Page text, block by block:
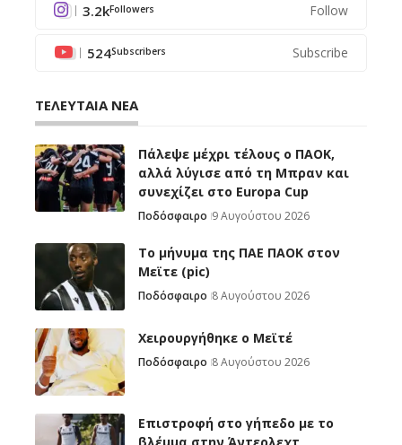
3.2kFollowers Follow
524Subscribers Subscribe
ΤΕΛΕΥΤΑΙΑ ΝΕΑ
Πάλεψε μέχρι τέλους ο ΠΑΟΚ,
αλλά λύγισε από τη Μπραν και
συνεχίζει στο Europa Cup
Ποδόσφαιρο 9 Αυγούστου 2026
Το μήνυμα της ΠΑΕ ΠΑΟΚ στον
Μεϊτε (pic)
Ποδόσφαιρο 8 Αυγούστου 2026
Χειρουργήθηκε ο Μεϊτέ
Ποδόσφαιρο 8 Αυγούστου 2026
Επιστροφή στο γήπεδο με το